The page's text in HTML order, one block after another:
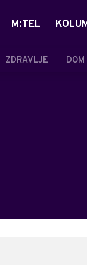
ZDRAVLJE DOM
M:TEL